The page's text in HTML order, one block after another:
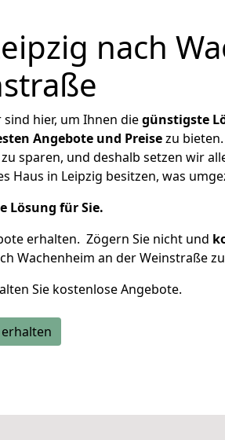
nach
hier, um Ihnen diegünstigste
Angebote und Preisezu bieten.
sparen, und deshalb setzen wir
Haus in Leipzig besitzen, was
Lösung für Sie.
erhalten. Zögern Sie nicht und
Wachenheim an der Weinstraße
Sie kostenlose Angebote.